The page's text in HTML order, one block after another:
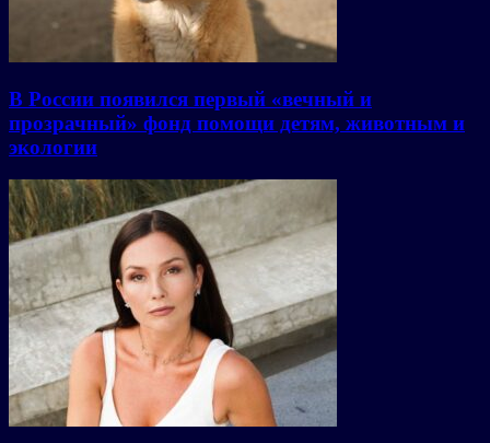
В России появился первый «вечный и
прозрачный» фонд помощи детям, животным и
экологии